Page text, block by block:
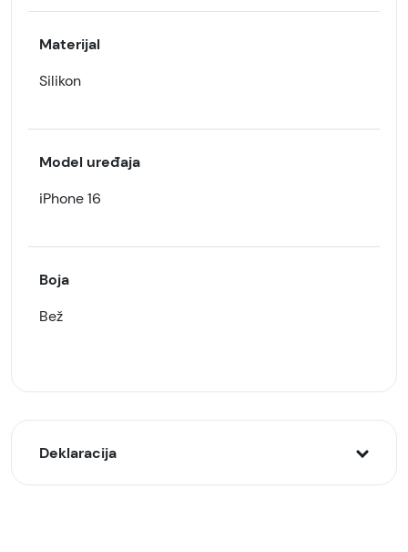
Materijal
Silikon
Model uređaja
iPhone 16
Boja
Bež
Deklaracija